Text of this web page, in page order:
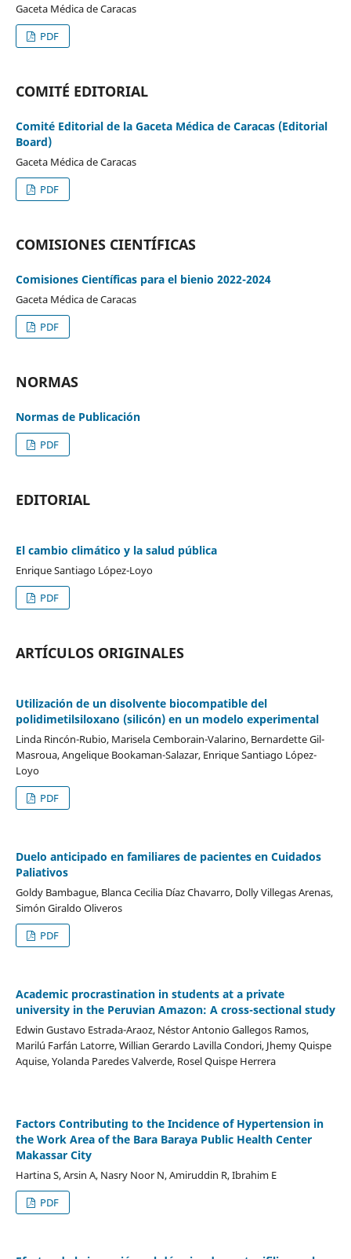
Gaceta Médica de Caracas
PDF
COMITÉ EDITORIAL
Comité Editorial de la Gaceta Médica de Caracas (Editorial
Board)
Gaceta Médica de Caracas
PDF
COMISIONES CIENTÍFICAS
Comisiones Científicas para el bienio 2022-2024
Gaceta Médica de Caracas
PDF
NORMAS
Normas de Publicación
PDF
EDITORIAL
El cambio climático y la salud pública
Enrique Santiago López-Loyo
PDF
ARTÍCULOS ORIGINALES
Utilización de un disolvente biocompatible del
polidimetilsiloxano (silicón) en un modelo experimental
Linda Rincón-Rubio, Marisela Cemborain-Valarino, Bernardette Gil-
Masroua, Angelique Bookaman-Salazar, Enrique Santiago López-
Loyo
PDF
Duelo anticipado en familiares de pacientes en Cuidados
Paliativos
Goldy Bambague, Blanca Cecilia Díaz Chavarro, Dolly Villegas Arenas,
Simón Giraldo Oliveros
PDF
Academic procrastination in students at a private
university in the Peruvian Amazon: A cross-sectional study
Edwin Gustavo Estrada-Araoz, Néstor Antonio Gallegos Ramos,
Marilú Farfán Latorre, Willian Gerardo Lavilla Condori, Jhemy Quispe
Aquise, Yolanda Paredes Valverde, Rosel Quispe Herrera
Factors Contributing to the Incidence of Hypertension in
the Work Area of the Bara Baraya Public Health Center
Makassar City
Hartina S, Arsin A, Nasry Noor N, Amiruddin R, Ibrahim E
PDF